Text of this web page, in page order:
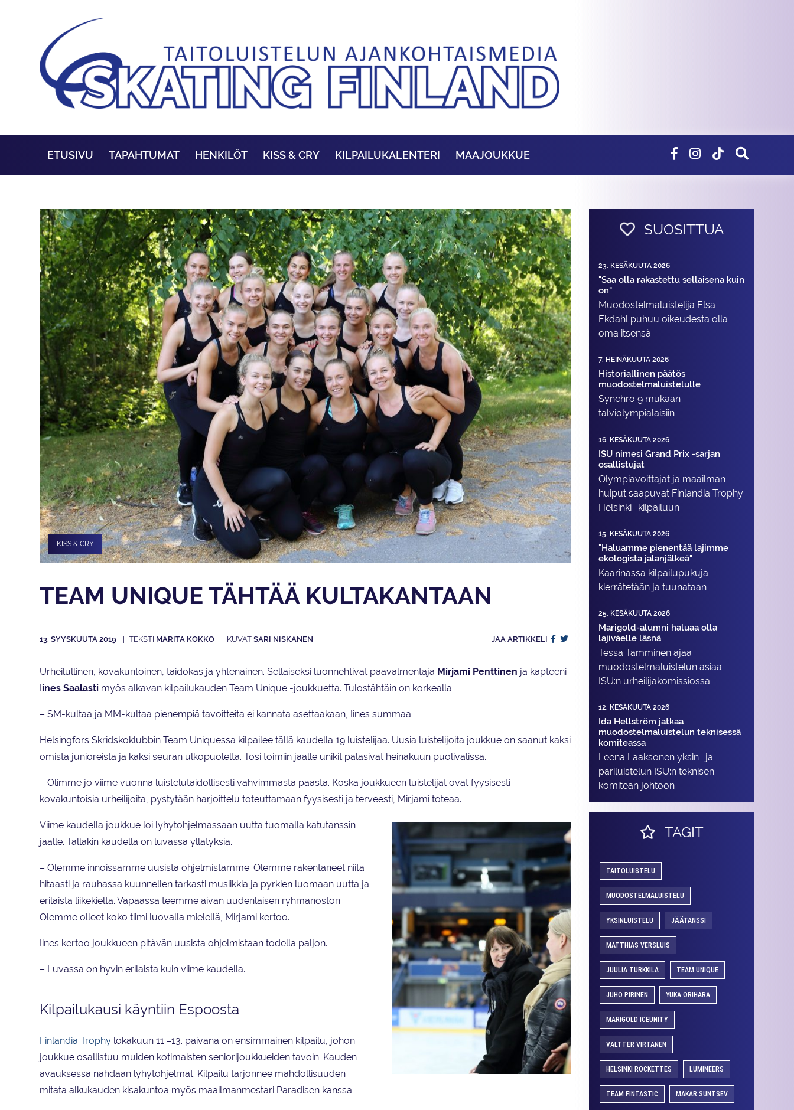
ETUSIVU TAPAHTUMAT HENKILÖT KISS & CRY KILPAILUKALENTERI MAAJOUKKUE
KISS & CRY
TEAM UNIQUE TÄHTÄÄ KULTAKANTAAN
13. SYYSKUUTA 2019 MARITA KOKKO SARI NISKANEN JAA ARTIKKELI
Urheilullinen, kovakuntoinen, taidokas ja yhtenäinen. Sellaiseksi luonnehtivat päävalmentaja Mirjami Penttinen ja kapteeni
ines Saalasti myös alkavan kilpailukauden Team Unique -joukkuetta. Tulostähtäin on korkealla.
– SM-kultaa ja MM-kultaa pienempiä tavoitteita ei kannata asettaakaan, Iines summaa.
Helsingfors Skridskoklubbin Team Uniquessa kilpailee tällä kaudella 19 luistelijaa. Uusia luistelijoita joukkue on saanut kaksi
omista junioreista ja kaksi seuran ulkopuolelta. Tosi toimiin jäälle unikit palasivat heinäkuun puolivälissä.
– Olimme jo viime vuonna luistelutaidollisesti vahvimmasta päästä. Koska joukkueen luistelijat ovat fyysisesti
kovakuntoisia urheilijoita, pystytään harjoittelu toteuttamaan fyysisesti ja terveesti, Mirjami toteaa.
Viime kaudella joukkue loi lyhytohjelmassaan uutta tuomalla katutanssin
jäälle. Tälläkin kaudella on luvassa yllätyksiä.
– Olemme innoissamme uusista ohjelmistamme. Olemme rakentaneet niitä
hitaasti ja rauhassa kuunnellen tarkasti musiikkia ja pyrkien luomaan uutta ja
erilaista liikekieltä. Vapaassa teemme aivan uudenlaisen ryhmänoston.
Olemme olleet koko tiimi luovalla mielellä, Mirjami kertoo.
Iines kertoo joukkueen pitävän uusista ohjelmistaan todella paljon.
– Luvassa on hyvin erilaista kuin viime kaudella.
Kilpailukausi käyntiin Espoosta
Finlandia Trophy lokakuun 11.–13. päivänä on ensimmäinen kilpailu, johon
joukkue osallistuu muiden kotimaisten seniorijoukkueiden tavoin. Kauden
avauksessa nähdään lyhytohjelmat. Kilpailu tarjonnee mahdollisuuden
mitata alkukauden kisakuntoa myös maailmanmestari Paradisen kanssa.
SUOSITTUA
23. KESÄKUUTA 2026
"Saa olla rakastettu sellaisena kuin
on"
Muodostelma­luistelija Elsa
Ekdahl puhuu oikeudesta olla
oma itsensä
7. HEINÄKUUTA 2026
Historiallinen päätös
muodostelmaluistelulle
Synchro 9 mukaan
talviolympialaisiin
16. KESÄKUUTA 2026
ISU nimesi Grand Prix -sarjan
osallistujat
Olympiavoittajat ja maailman
huiput saapuvat Finlandia Trophy
Helsinki -kilpailuun
15. KESÄKUUTA 2026
"Haluamme pienentää lajimme
ekologista jalanjälkeä"
Kaarinassa kilpailupukuja
kierrätetään ja tuunataan
25. KESÄKUUTA 2026
Marigold-alumni haluaa olla
lajiväelle läsnä
Tessa Tamminen ajaa
muodostelma­luistelun asiaa
ISU:n urheilija­komissiossa
12. KESÄKUUTA 2026
Ida Hellström jatkaa
muodostelmaluistelun teknisessä
komiteassa
Leena Laaksonen yksin- ja
pariluistelun ISU:n teknisen
komitean johtoon
TAGIT
TAITOLUISTELU
MUODOSTELMALUISTELU
YKSINLUISTELU JÄÄTANSSI
MATTHIAS VERSLUIS
JUULIA TURKKILA TEAM UNIQUE
JUHO PIRINEN YUKA ORIHARA
MARIGOLD ICEUNITY
VALTTER VIRTANEN
HELSINKI ROCKETTES LUMINEERS
TEAM FINTASTIC MAKAR SUNTSEV